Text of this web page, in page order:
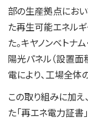
部の生産拠点にお
た再生可能エネル
た。キヤノンベトナ
陽光パネル（設置
電により、工場全
この取り組みに加
た「再エネ電力証書